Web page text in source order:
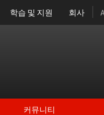
학습 및 지원 회사
커뮤니티